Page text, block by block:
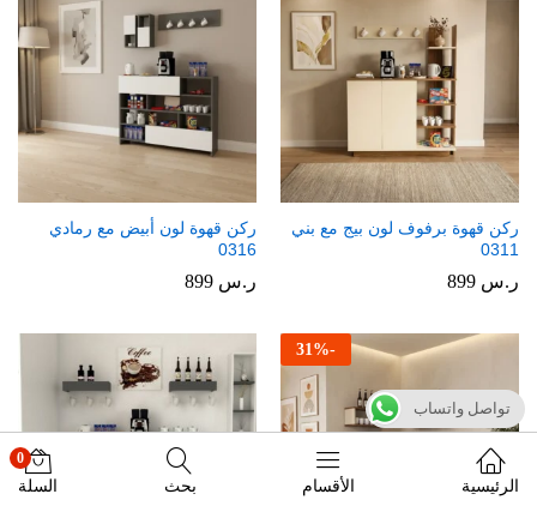
ركن قهوة برفوف لون بيج مع بني
0311
ر.س
ركن قهوة لون أبيض مع رمادي
0316
ر.س
-
31 %
الرئيسية الأقسام بحث
0
السلة
تواصل واتساب